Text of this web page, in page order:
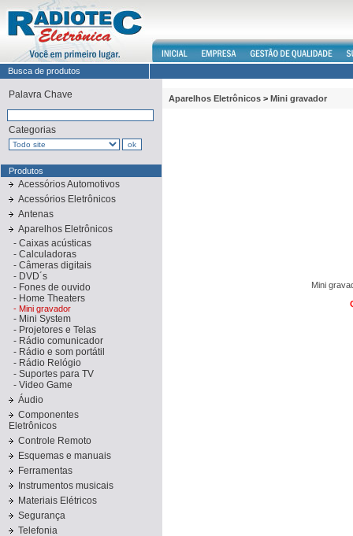
Busca de produtos
Palavra Chave
Categorias
Produtos
Acessórios Automotivos
Acessórios Eletrônicos
Antenas
Aparelhos Eletrônicos
- Caixas acústicas
- Calculadoras
- Câmeras digitais
- DVD´s
- Fones de ouvido
- Home Theaters
- Mini gravador
- Mini System
- Projetores e Telas
- Rádio comunicador
- Rádio e som portátil
- Rádio Relógio
- Suportes para TV
- Video Game
Áudio
Componentes
Eletrônicos
Controle Remoto
Esquemas e manuais
Ferramentas
Instrumentos musicais
Materiais Elétricos
Segurança
Telefonia
Aparelhos Eletrônicos > Mini gravador
Mini